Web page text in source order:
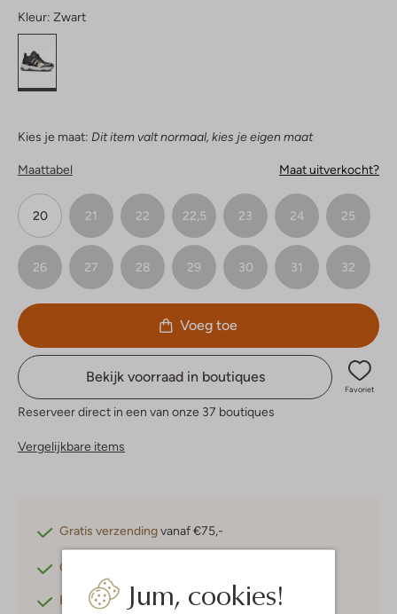
Jum, cookies!
Kleur: Zwart
Kies je maat: Dit item valt normaal, kies je eigen maat
Maattabel Maat uitverkocht?
20 21 22 22,5 23 24 25
26 27 28 29 30 31 32
Voeg toe
Bekijk voorraad in boutiques
Favoriet
Reserveer direct in een van onze 37 boutiques
Vergelijkbare items
Gratis verzendingvanaf €75,-
Gratis retourneren
Betaal achterafmet Klarna